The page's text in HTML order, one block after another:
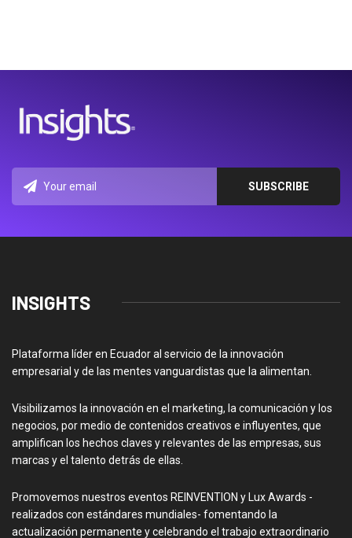
INSIGHTS
Plataforma líder en Ecuador al servicio de la innovación
empresarial y de las mentes vanguardistas que la alimentan.
Visibilizamos la innovación en el marketing, la comunicación y los
negocios, por medio de contenidos creativos e influyentes, que
amplifican los hechos claves y relevantes de las empresas, sus
marcas y el talento detrás de ellas.
Promovemos nuestros eventos REINVENTION y Lux Awards -
realizados con estándares mundiales- fomentando la
actualización permanente y celebrando el trabajo extraordinario